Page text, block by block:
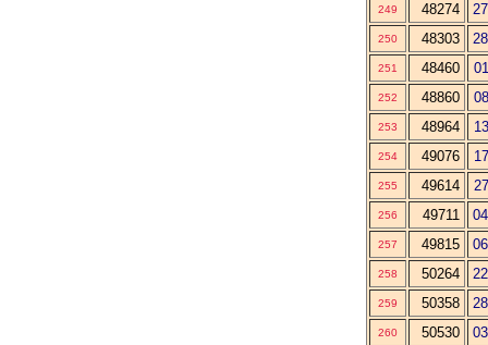
249 48274
250 48303
251 48460
252 48860
253 48964
254 49076
255 49614
256 49711
257 49815
258 50264
259 50358
260 50530